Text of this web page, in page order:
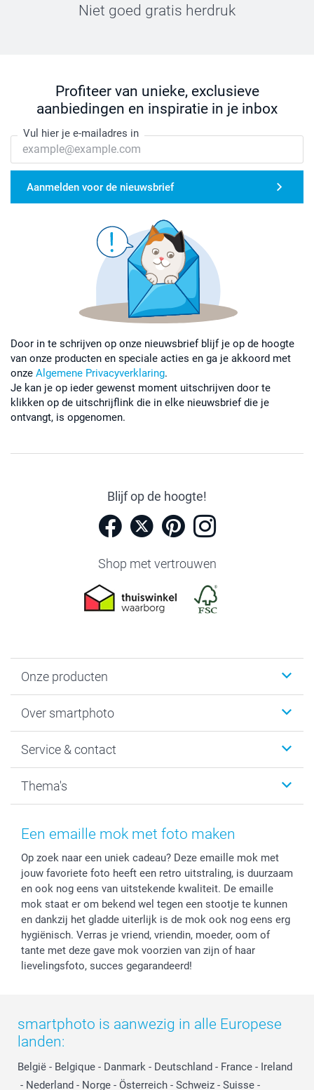
Niet goed gratis herdruk
Profiteer van unieke, exclusieve
aanbiedingen en inspiratie in je inbox
Vul hier je e-mailadres in
Aanmelden voor de nieuwsbrief
Door in te schrijven op onze nieuwsbrief blijf je op de hoogte
van onze producten en speciale acties en ga je akkoord met
onze Algemene Privacyverklaring.
Je kan je op ieder gewenst moment uitschrijven door te
klikken op de uitschrijflink die in elke nieuwsbrief die je
ontvangt, is opgenomen.
Blijf op de hoogte!
Shop met vertrouwen
Onze producten
Fotoboeken
Fotocadeaus
Kaarten
Over smartphoto
Vacatures
Bestelproces
Herroepingsrecht
Cookiebeleid
Reviews
Prijslijst
Investor Relations
Service & contact
Tevredenheidsgarantie
Mijn orderstatus
smartfriends
service@smartphoto.nl
Affiliate partnerprogramma
Partnerships
Influencer partnerprogramma
Thema's
Baby
Vaderdag
Huwelijk
Een emaille mok met foto maken
Op zoek naar een uniek cadeau? Deze emaille mok met
jouw favoriete foto heeft een retro uitstraling, is duurzaam
en ook nog eens van uitstekende kwaliteit. De emaille
mok staat er om bekend wel tegen een stootje te kunnen
en dankzij het gladde uiterlijk is de mok ook nog eens erg
hygiënisch. Verras je vriend, vriendin, moeder, oom of
tante met deze gave mok voorzien van zijn of haar
lievelingsfoto, succes gegarandeerd!
smartphoto is aanwezig in alle Europese
landen:
België - Belgique - Danmark - Deutschland - France - Ireland
- Nederland - Norge - Österreich - Schweiz - Suisse -